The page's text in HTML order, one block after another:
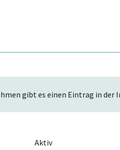
gibt es einen Eintrag in der
Aktiv